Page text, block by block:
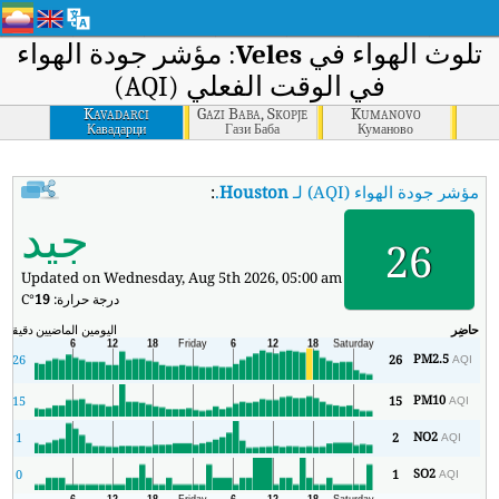
تلوث الهواء في Veles: مؤشر جودة الهواء
في الوقت الفعلي (AQI)
Kavadarci
Кавадарци
Gazi Baba, Skopje
Гази Баба
Kumanovo
Куманово
مؤشر جودة الهواء (AQI) لـ Houston
.
: مؤشر جودة الهواء في الوقت الفعلي (AQI) في Houston.
26 جيد
Updated on Wednesday, Aug 5th 2026, 05:00 am
درجة حرارة:19
°C
حاضِر اليومين الماضيين دقيقة
PM2.5AQI
26
26
PM10AQI
15
15
NO2AQI
2
1
SO2AQI
1
0